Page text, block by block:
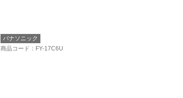
パナソニック
商品コード ：FY-17C6U